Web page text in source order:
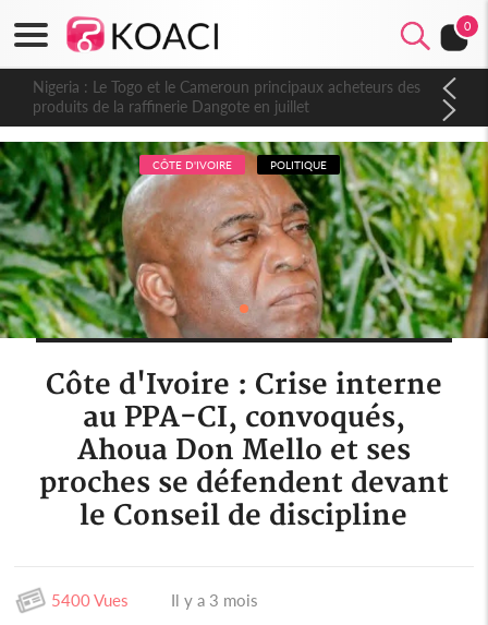
0
Nigeria : Le Togo et le Cameroun principaux acheteurs des
produits de la raffinerie Dangote en juillet
CÔTE D'IVOIRE POLITIQUE
Côte d'Ivoire : Crise interne
au PPA-CI, convoqués,
Ahoua Don Mello et ses
proches se défendent devant
le Conseil de discipline
5400 Vues Il y a 3 mois